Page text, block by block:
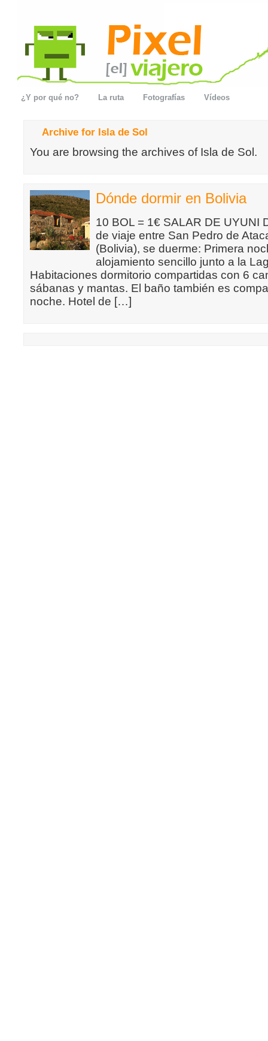
¿Y por qué no? La ruta Fotografías Vídeos
Archive for Isla de Sol
You are browsing the archives of Isla de Sol.
Dónde dormir en Bolivia
10 BOL = 1€ SALAR DE UYUNI
de viaje entre San Pedro de
(Bolivia), se duerme: Primera
alojamiento sencillo junto a la
Habitaciones dormitorio compartidas con 6
sábanas y mantas. El baño también es
noche. Hotel de […]